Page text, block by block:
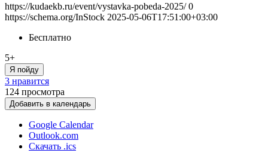
https://kudaekb.ru/event/vystavka-pobeda-2025/ 0
https://schema.org/InStock 2025-05-06T17:51:00+03:00
Бесплатно
5+
Я пойду
3 нравится
124 просмотра
Добавить в календарь
Google Calendar
Outlook.com
Скачать .ics